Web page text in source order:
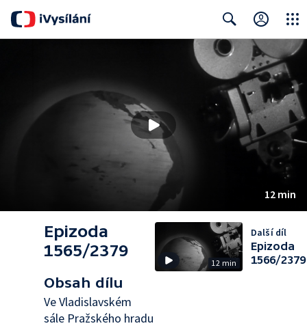
Search Close
12 min
Epizoda
1565/2379
Obsah dílu
Ve Vladislavském
sále Pražského hradu
12 min
Další díl
Epizoda
1566/2379